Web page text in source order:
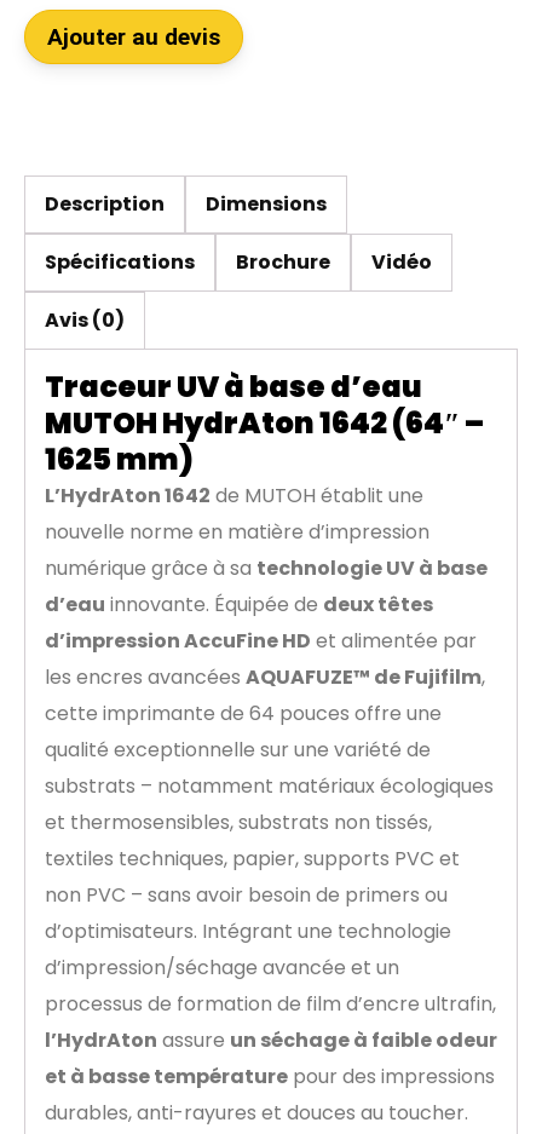
Ajouter au devis
Description Dimensions
Spécifications Brochure Vidéo
Avis (0)
Traceur UV à base d’eau
MUTOH HydrAton 1642 (64″ –
1625 mm)
L’HydrAton 1642 de MUTOH établit une
nouvelle norme en matière d’impression
numérique grâce à sa technologie UV à base
d’eau innovante. Équipée de deux têtes
d’impression AccuFine HD et alimentée par
les encres avancées AQUAFUZE™ de Fujifilm,
cette imprimante de 64 pouces offre une
qualité exceptionnelle sur une variété de
substrats – notamment matériaux écologiques
et thermosensibles, substrats non tissés,
textiles techniques, papier, supports PVC et
non PVC – sans avoir besoin de primers ou
d’optimisateurs. Intégrant une technologie
d’impression/séchage avancée et un
processus de formation de film d’encre ultrafin,
l’HydrAton assure un séchage à faible odeur
et à basse température pour des impressions
durables, anti-rayures et douces au toucher.